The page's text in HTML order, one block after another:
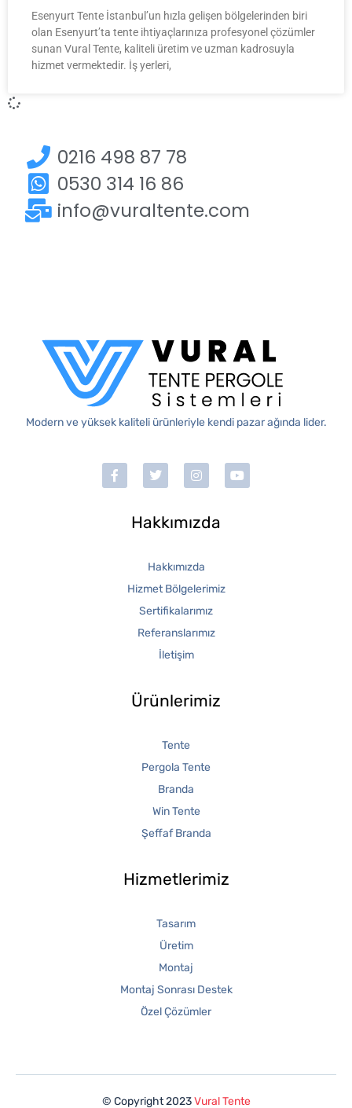
Esenyurt Tente İstanbul’un hızla gelişen bölgelerinden biri
olan Esenyurt’ta tente ihtiyaçlarınıza profesyonel çözümler
sunan Vural Tente, kaliteli üretim ve uzman kadrosuyla
hizmet vermektedir. İş yerleri,
0216 498 87 78
0530 314 16 86
info@vuraltente.com
Modern ve yüksek kaliteli ürünleriyle kendi pazar ağında lider.
Hakkımızda
Hakkımızda
Hizmet Bölgelerimiz
Sertifikalarımız
Referanslarımız
İletişim
Ürünlerimiz
Tente
Pergola Tente
Branda
Win Tente
Şeffaf Branda
Hizmetlerimiz
Tasarım
Üretim
Montaj
Montaj Sonrası Destek
Özel Çözümler
© Copyright 2023Vural Tente